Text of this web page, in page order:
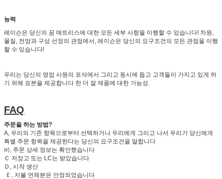
능력
레이슨은 당신의 꿈 매트리스에 대한 모든 세부 사항을 이행할 수 있습니다! 차원,
물질, 전망과 구성 선정의 관점에서, 레이슨은 당신의 요구조건의 모든 관점을 이행
할 수 있습니다!
우리는 당신의 영업 사원의 포석에서 그리고 동시에 돕고 고객들이 가지고 있게 하
기 위해 표본을 제공합니다 한 더 잘 제품에 대한 가능성.
FAQ
주문을 하는 방법?
A, 우리의 기존 항목으로부터 선택하거나 우리에게 그리고 나서 우리가 당신에게
특별 주문 항목을 제공한다는 당신의 요구조건을 말합니다
비, 주문 상세 정보는 확인했습니다
Ｃ 저장고 또는 LC는 받았습니다
Ｄ, 시작 생산
Ｅ, 지불 연체분은 안정되었습니다